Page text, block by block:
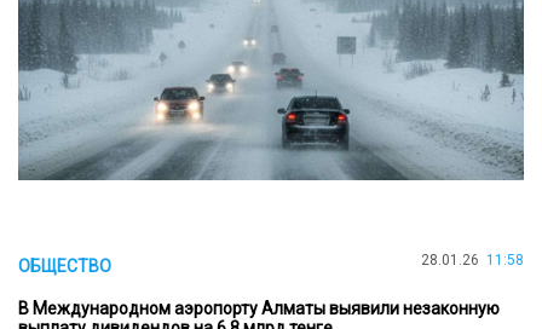
ОБЩЕСТВО 28.01.26 11:58
В Международном аэропорту Алматы выявили незаконную